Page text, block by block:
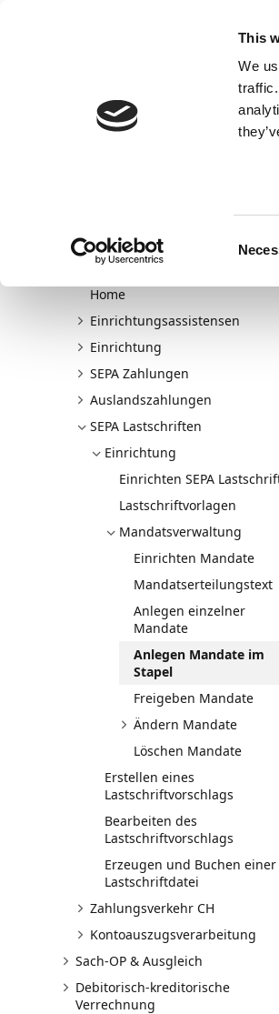
This
We
AppSource
Continia Docs DYNAMO PAY
Anlegen Mandate im Stapel
Willkommen zu DYNAMO PAY
Neu und geplant
Zahlungsverkehr
Home
Einrichtungsassistensen
Einrichtung
SEPA Zahlungen
Auslandszahlungen
SEPA Lastschriften
Einrichtung
Einrichten SEPA
Lastschriftvorlagen
Mandatsverwaltung
Einrichten Mandate
Mandatserteilungstext
Anlegen einzelner
Mandate
Anlegen Mandate im
Stapel
Freigeben Mandate
Ändern Mandate
Löschen Mandate
Erstellen eines
Lastschriftvorschlags
Bearbeiten des
Lastschriftvorschlags
Erzeugen und Buchen einer
Lastschriftdatei
Zahlungsverkehr CH
Kontoauszugsverarbeitung
Sach-OP & Ausgleich
Debitorisch-kreditorische
Verrechnung